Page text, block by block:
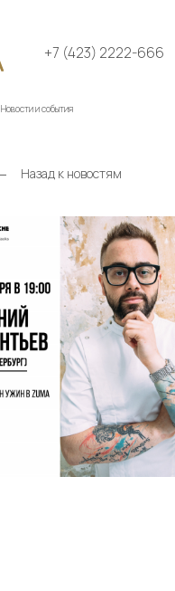
+7 (423) 2222-666
Новости и события
Назад к новостям